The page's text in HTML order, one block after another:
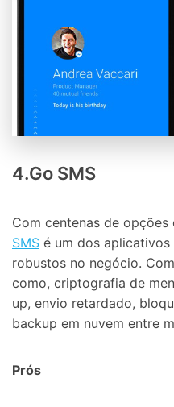
4.Go SMS
Com centenas de
SMS é um dos aplicativos
robustos no negócio.
como, criptografia de
up, envio retardado,
backup em nuvem entre
Prós